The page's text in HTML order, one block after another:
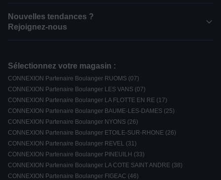
Nouvelles tendances ?
Rejoignez-nous
Sélectionnez votre magasin :
CONNEXION Partenaire Boulanger RUOMS (07)
CONNEXION Partenaire Boulanger LES VANS (07)
CONNEXION Partenaire Boulanger LA FLOTTE EN RE (17)
CONNEXION Partenaire Boulanger BAUME-LES-DAMES (25)
CONNEXION Partenaire Boulanger NYONS (26)
CONNEXION Partenaire Boulanger ETOILE-SUR-RHONE (26)
CONNEXION Partenaire Boulanger REVEL (31)
CONNEXION Partenaire Boulanger PINEUILH (33)
CONNEXION Partenaire Boulanger LA COTE SAINT ANDRE (38)
CONNEXION Partenaire Boulanger FIGEAC (46)